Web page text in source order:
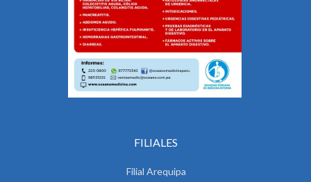
FILIALES
Filial Arequipa